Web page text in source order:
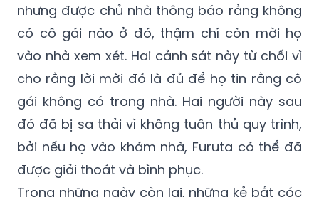
nhưng được chủ nhà thông báo rằng không
có cô gái nào ở đó, thậm chí còn mời họ
vào nhà xem xét. Hai cảnh sát này từ chối vì
cho rằng lời mời đó là đủ để họ tin rằng cô
gái không có trong nhà. Hai người này sau
đó đã bị sa thải vì không tuân thủ quy trình,
bởi nếu họ vào khám nhà, Furuta có thể đã
được giải thoát và bình phục.
Trong những ngày còn lại, những kẻ bắt cóc